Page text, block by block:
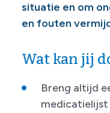
situatie en om
en fouten
Wat kan jij
Breng altijd
medicatielijst